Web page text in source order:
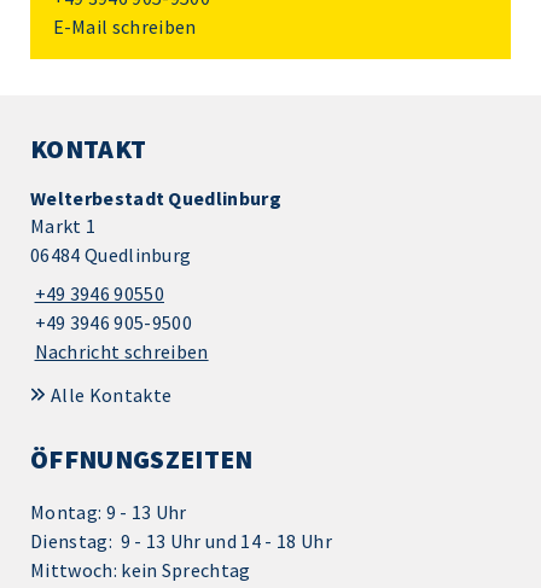
E-Mail schreiben
KONTAKT
Welterbestadt Quedlinburg
Markt 1
06484 Quedlinburg
+49 3946 90550
+49 3946 905-9500
Nachricht schreiben
Alle Kontakte
ÖFFNUNGSZEITEN
Montag: 9 - 13 Uhr
Dienstag: 9 - 13 Uhr und 14 - 18 Uhr
Mittwoch: kein Sprechtag